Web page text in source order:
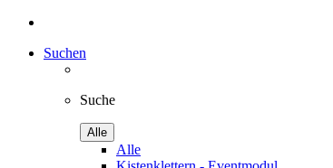
Suchen
Suche
Alle
Alle